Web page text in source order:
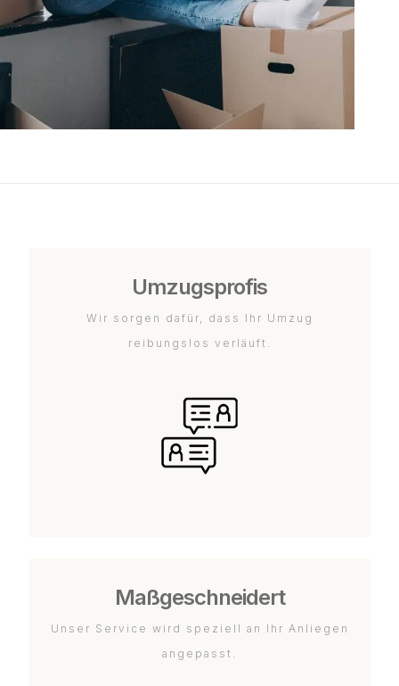
Umzugsprofis
Wir sorgen dafür, dass Ihr Umzug
reibungslos verläuft.
Maßgeschneidert
Unser Service wird speziell an Ihr Anliegen
angepasst.